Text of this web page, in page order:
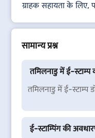
ग्राहक सहायता के
सामान्य प्रश्न
तमिलनाडु में ई-स्टाम्प
तमिलनाडु में ई-स्टाम्प
ई-स्टाम्पिंग की